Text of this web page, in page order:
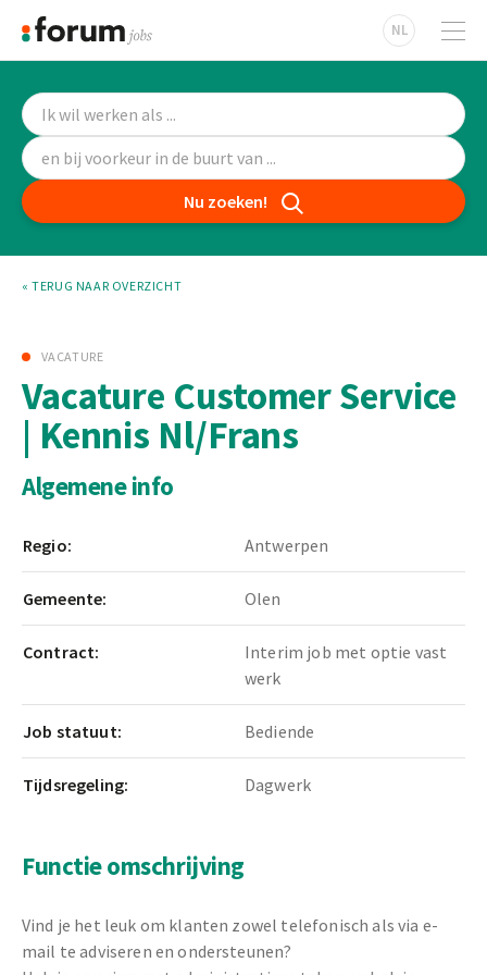
NL
Nu zoeken!
« TERUG NAAR OVERZICHT
VACATURE
Vacature Customer Service
| Kennis Nl/Frans
Algemene info
Regio: Antwerpen
Gemeente: Olen
Contract:
Interim job met optie vast
werk
Job statuut: Bediende
Tijdsregeling: Dagwerk
Functie omschrijving
Vind je het leuk om klanten zowel telefonisch als via e-
mail te adviseren en ondersteunen?